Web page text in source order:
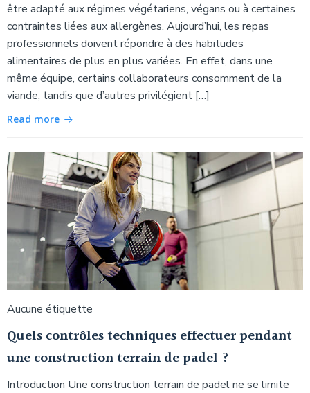
être adapté aux régimes végétariens, végans ou à certaines
contraintes liées aux allergènes. Aujourd’hui, les repas
professionnels doivent répondre à des habitudes
alimentaires de plus en plus variées. En effet, dans une
même équipe, certains collaborateurs consomment de la
viande, tandis que d’autres privilégient […]
Read more
Aucune étiquette
Quels contrôles techniques effectuer pendant
une construction terrain de padel ?
Introduction Une construction terrain de padel ne se limite